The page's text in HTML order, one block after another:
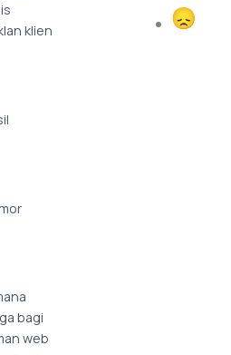
klien
bagi
web